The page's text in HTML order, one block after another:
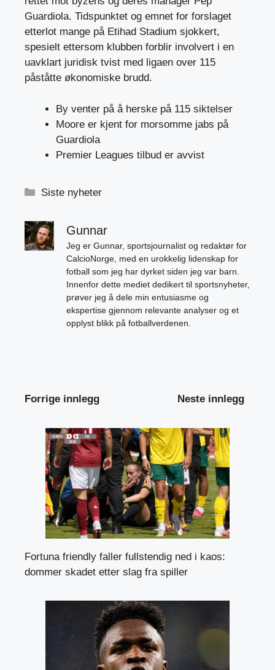
Guardiola. Tidspunktet og emnet for forslaget
etterlot mange på Etihad Stadium sjokkert,
spesielt ettersom klubben forblir involvert i en
uavklart juridisk tvist med ligaen over 115
påståtte økonomiske brudd.
By venter på å herske på 115 siktelser
Moore er kjent for morsomme jabs på
Guardiola
Premier Leagues tilbud er avvist
Kategorier
Siste nyheter
Gunnar
Jeg er Gunnar, sportsjournalist og redaktør for
CalcioNorge, med en urokkelig lidenskap for
fotball som jeg har dyrket siden jeg var barn.
Innenfor dette mediet dedikert til sportsnyheter,
prøver jeg å dele min entusiasme og
ekspertise gjennom relevante analyser og et
opplyst blikk på fotballverdenen.
Forrige innlegg Neste innlegg
Fortuna friendly faller fullstendig ned i kaos:
dommer skadet etter slag fra spiller